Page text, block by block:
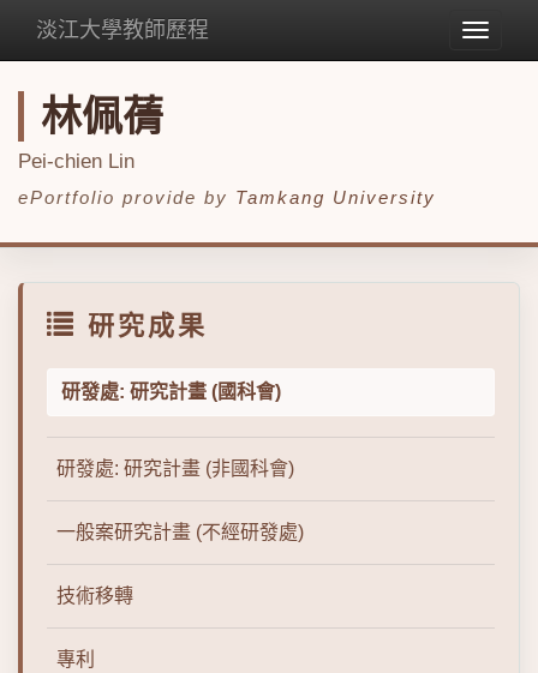
Toggle
淡江大學教師歷程
林佩蒨
Pei-chien Lin
ePortfolio provide by Tamkang University
研究成果
研發處: 研究計畫 (國科會)
研發處: 研究計畫 (非國科會)
一般案研究計畫 (不經研發處)
技術移轉
專利